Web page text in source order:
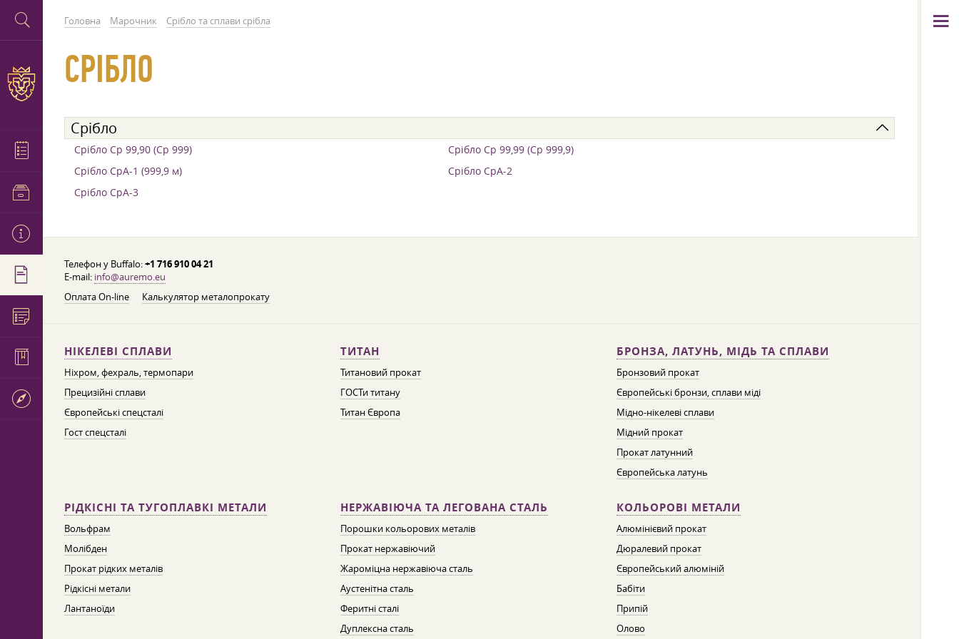
Головна Марочник Срібло та сплави срібла
СРІБЛО
Срібло
Срібло Ср 99,90 (Ср 999)
Срібло Ср 99,99 (Ср 999,9)
Срібло СрА-1 (999,9 м)
Срібло СрА-2
Срібло СрА-3
Телефон у Buffalo:+1 716 910 04 21
E-mail: info@auremo.eu
Оплата On-line
Калькулятор металопрокату
НІКЕЛЕВІ СПЛАВИ
Ніхром, фехраль, термопари
Прецизійні сплави
Європейські спецсталі
Гост спецсталі
ТИТАН
Титановий прокат
ГОСТи титану
Титан Європа
БРОНЗА, ЛАТУНЬ, МІДЬ ТА СПЛАВИ
Бронзовий прокат
Європейські бронзи, сплави міді
Мідно-нікелеві сплави
Мідний прокат
Прокат латунний
Європейська латунь
РІДКІСНІ ТА ТУГОПЛАВКІ МЕТАЛИ
Вольфрам
Молібден
Прокат рідких металів
Рідкісні метали
Лантаноїди
НЕРЖАВІЮЧА ТА ЛЕГОВАНА СТАЛЬ
Порошки кольорових металів
Прокат нержавіючий
Жароміцна нержавіюча сталь
Аустенітна сталь
Феритні сталі
Дуплексна сталь
КОЛЬОРОВІ МЕТАЛИ
Алюмінієвий прокат
Дюралевий прокат
Європейський алюміній
Бабіти
Припій
Олово